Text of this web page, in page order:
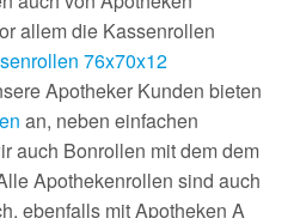
allem die Kassenrollen
76x70x12
Apotheker Kunden bieten
an, neben einfachen
auch Bonrollen mit dem dem
Apothekenrollen sind auch
ebenfalls mit Apotheken A